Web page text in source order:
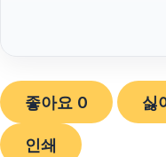
좋아요 0 싫
인쇄